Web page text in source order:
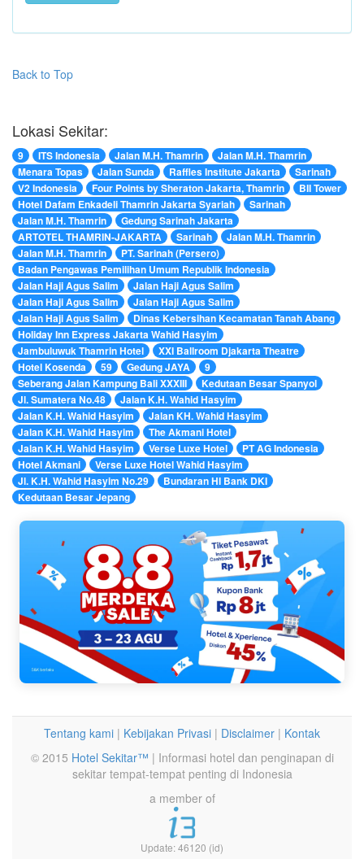
Back to Top
Lokasi Sekitar:
9 ITS Indonesia Jalan M.H. Thamrin
Jalan M.H. Thamrin
Menara Topas
Jalan Sunda Raffles Institute Jakarta
Sarinah
V2 Indonesia
Four Points by Sheraton Jakarta, Thamrin
BII Tower
Hotel Dafam Enkadeli Thamrin Jakarta Syariah
Sarinah
Jalan M.H. Thamrin
Gedung Sarinah Jakarta
ARTOTEL THAMRIN-JAKARTA
Sarinah
Jalan M.H. Thamrin
Jalan M.H. Thamrin
PT. Sarinah (Persero)
Badan Pengawas Pemilihan Umum Republik Indonesia
Jalan Haji Agus Salim
Jalan Haji Agus Salim
Jalan Haji Agus Salim
Jalan Haji Agus Salim
Jalan Haji Agus Salim
Dinas Kebersihan Kecamatan Tanah Abang
Holiday Inn Express Jakarta Wahid Hasyim
Jambuluwuk Thamrin Hotel
XXI Ballroom Djakarta Theatre
Hotel Kosenda
59 Gedung JAYA
9
Seberang Jalan Kampung Bali XXXIII
Kedutaan Besar Spanyol
Jl. Sumatera No.48
Jalan K.H. Wahid Hasyim
Jalan K.H. Wahid Hasyim
Jalan KH. Wahid Hasyim
Jalan K.H. Wahid Hasyim
The Akmani Hotel
Jalan K.H. Wahid Hasyim
Verse Luxe Hotel
PT AG Indonesia
Hotel Akmani
Verse Luxe Hotel Wahid Hasyim
Jl. K.H. Wahid Hasyim No.29
Bundaran HI Bank DKI
Kedutaan Besar Jepang
Tentang kami | Kebijakan Privasi | Disclaimer | Kontak
© 2015 Hotel Sekitar™ | Informasi hotel dan penginapan di
sekitar tempat-tempat penting di Indonesia
a member of
Update: 46120 (id)